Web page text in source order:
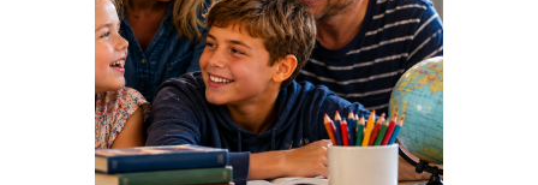
a
m
a
g
v
e